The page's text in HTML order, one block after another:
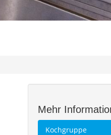
Mehr
Kochgruppe